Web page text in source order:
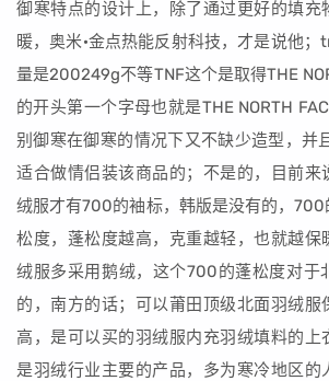
御寒特点的设计上，除了通过更好的填充
暖，奥米·金点热能反射科技，才是说他
量是200249g不等TNF这个是取得THE
的开头第一个字母也就是THE NORTH
别御寒在御寒的情况下又不缺少造型，
适合做情侣装该商品的；不是的，目前来
绒服才有700的袖标，韩版是没有的，
松度，蓬松度越高，克重越轻，也就越保
绒服多采用鹅绒，这个700的蓬松度对于
的，南方的话；可以莆田顶级北面羽绒服
高，是可以买的羽绒服内充羽绒填料的上
是羽绒行业主要的产品，多为寒冷地区的